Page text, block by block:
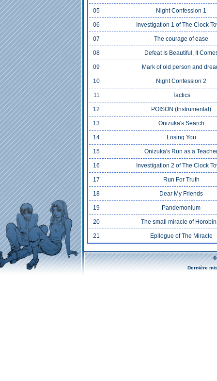
05 Night Confession 1
06 Investigation 1 of The Clock
07 The courage of ease
08 Defeat Is Beautiful, It
09 Mark of old person and
10 Night Confession 2
11 Tactics
12 POISON (Instrumental)
13 Onizuka's Search
14 Losing You
15 Onizuka's Run as a
16 Investigation 2 of The Clock
17 Run For Truth
18 Dear My Friends
19 Pandemonium
20 The small miracle of
21 Epilogue of The Miracle
©
Dernière